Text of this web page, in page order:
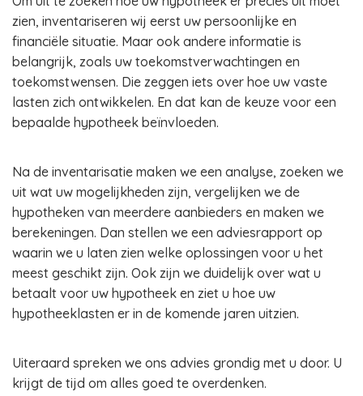
zien, inventariseren wij eerst uw persoonlijke en
financiële situatie. Maar ook andere informatie is
belangrijk, zoals uw toekomstverwachtingen en
toekomstwensen. Die zeggen iets over hoe uw vaste
lasten zich ontwikkelen. En dat kan de keuze voor een
bepaalde hypotheek beïnvloeden.
Na de inventarisatie maken we een analyse, zoeken we
uit wat uw mogelijkheden zijn, vergelijken we de
hypotheken van meerdere aanbieders en maken we
berekeningen. Dan stellen we een adviesrapport op
waarin we u laten zien welke oplossingen voor u het
meest geschikt zijn. Ook zijn we duidelijk over wat u
betaalt voor uw hypotheek en ziet u hoe uw
hypotheeklasten er in de komende jaren uitzien.
Uiteraard spreken we ons advies grondig met u door. U
krijgt de tijd om alles goed te overdenken.